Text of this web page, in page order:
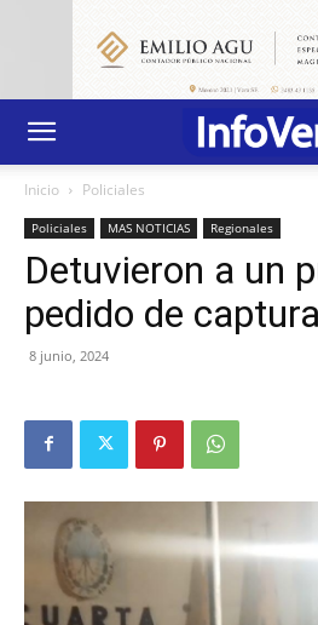
Inicio Policiales
Policiales MAS NOTICIAS Regionales
Detuvieron a un
pedido de
8 junio, 2024